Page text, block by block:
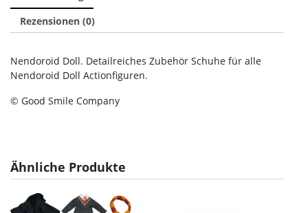
Rezensionen (0)
Nendoroid Doll. Detailreiches Zubehör Schuhe für alle
Nendoroid Doll Actionfiguren.
© Good Smile Company
Ähnliche Produkte